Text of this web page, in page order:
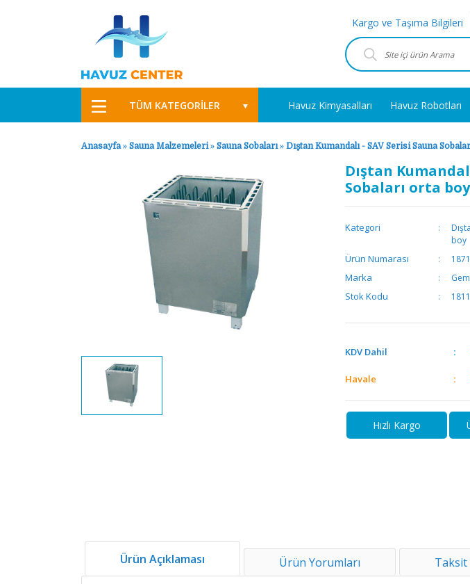
Kargo ve Taşıma Bilgileri
TÜM KATEGORİLER Havuz Kimyasalları Havuz Robotları
Anasayfa» Sauna Malzemeleri» Sauna Sobaları» Dıştan Kumandalı - SAV Serisi Sauna
Dıştan
Sobaları orta boy
Kategori
boy
Ürün Numarası 1871
Marka
Stok Kodu
KDV Dahil
Havale
Hızlı Kargo
Ürün Açıklaması Ürün Yorumları